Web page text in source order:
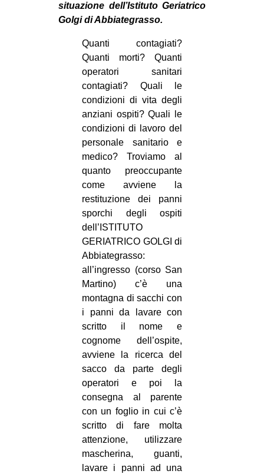
SPORT POPOLARE
AMBIENTE
ANTIFASCISMO
DIRITTO ALL’ABITARE
GENERI
MIGRAZIONI
PRECARIATO
REPRESSIONE
STUDENTI
CULTURE
ARTE
CINEMA
MANIFESTI
MUSICA
INTERNAZIONALE
AFRICA
AMERICHE
ESTREMO ORIENTE
EUROPA
MEDIO ORIENTE
MONDO
situazione dell’Istituto Geriatrico
Golgi di Abbiategrasso.
Quanti contagiati?
Quanti morti? Quanti
operatori sanitari
contagiati? Quali le
condizioni di vita degli
anziani ospiti? Quali le
condizioni di lavoro del
personale sanitario e
medico? Troviamo al
quanto preoccupante
come avviene la
restituzione dei panni
sporchi degli ospiti
dell’ISTITUTO
GERIATRICO GOLGI di
Abbiategrasso:
all’ingresso (corso San
Martino) c’è una
montagna di sacchi con
i panni da lavare con
scritto il nome e
cognome dell’ospite,
avviene la ricerca del
sacco da parte degli
operatori e poi la
consegna al parente
con un foglio in cui c’è
scritto di fare molta
attenzione, utilizzare
mascherina, guanti,
lavare i panni ad una